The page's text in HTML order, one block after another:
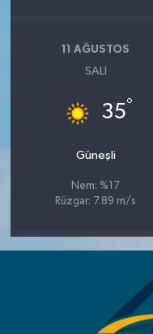
11 AĞUSTOS
SALI
35°
Güneşli
Nem: %17
Rüzgar: 7.89 m/s